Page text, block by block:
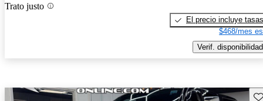
Trato justo
El precio incluye tasas
$468/mes
Verif. disponibilidad